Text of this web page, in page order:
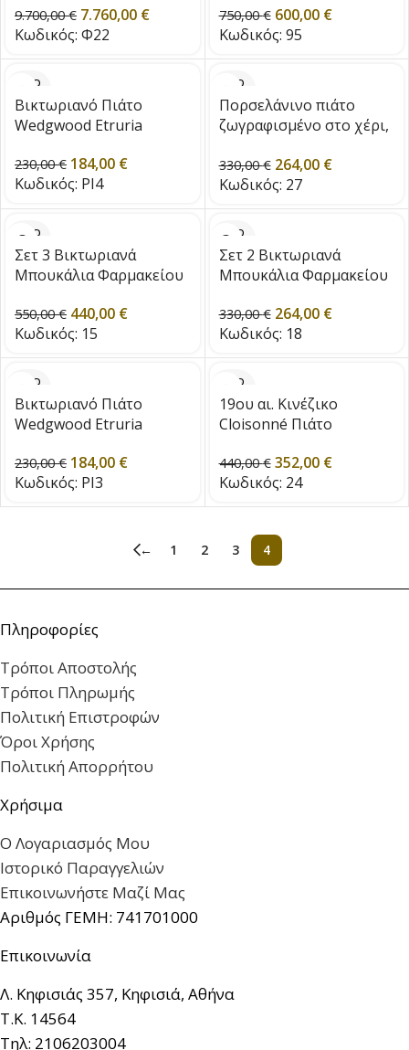
1830
9.700,00€ 7.760,00 €
Κωδικός: Φ22
750,00€ 600,00 €
Κωδικός: 95
SOLD
Βικτωριανό Πιάτο
Wedgwood Etruria
230,00€ 184,00 €
Κωδικός: PI4
SOLD
Πορσελάνινο πιάτο
ζωγραφισμένο στο χέρι,
330,00€ 264,00 €
Κωδικός: 27
SOLD
Σετ 3 Βικτωριανά
Μπουκάλια Φαρμακείου
550,00€ 440,00 €
Κωδικός: 15
SOLD
Σετ 2 Βικτωριανά
Μπουκάλια Φαρμακείου
330,00€ 264,00 €
Κωδικός: 18
SOLD
Βικτωριανό Πιάτο
Wedgwood Etruria
230,00€ 184,00 €
Κωδικός: PI3
SOLD
19ου αι. Κινέζικο
Cloisonné Πιάτο
440,00€ 352,00 €
Κωδικός: 24
← 1 2 3 4
Πληροφορίες
Τρόποι Αποστολής
Τρόποι Πληρωμής
Πολιτική Επιστροφών
Όροι Χρήσης
Πολιτική Απορρήτου
Χρήσιμα
Ο Λογαριασμός Μου
Ιστορικό Παραγγελιών
Επικοινωνήστε Μαζί Μας
Αριθμός ΓΕΜΗ: 741701000
Επικοινωνία
Λ. Κηφισιάς 357, Κηφισιά, Αθήνα
Τ.Κ. 14564
Τηλ: 2106203004